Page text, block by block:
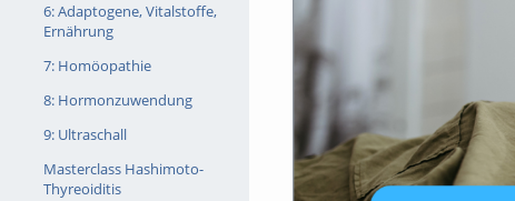
6: Adaptogene, Vitalstoffe,
Ernährung
7: Homöopathie
8: Hormonzuwendung
9: Ultraschall
Masterclass Hashimoto-
Thyreoiditis